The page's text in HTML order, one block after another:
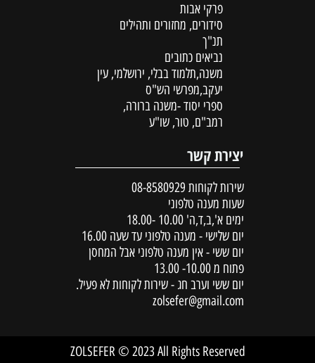
פרקי אבות
סידורים, מחזורים ותהילים
תנ"ך
נביאים כתובים
משנה,תלמוד בבלי, ירושלמי, עין
יעקב,מפרשי הש"ס
ספרי יסוד -משנה ברורה,
רמב"ם, טור, שו"ע
יצירת קשר
שירות לקוחות 08-8580929
שעות מענה טלפוני
ימים א',ב,ד,ה' 10.00 -18.00
יום שלישי - מענה טלפוני עד שעה 16.00
יום ששי - אין מענה טלפוני אבל המחסן
פתוח מ 10.00- 13.00
יום ששי וערב חג - שירות לקוחות לא פעיל.
zolsefer@gmail.com
ZOLSEFER © 2023 All Rights Reserved